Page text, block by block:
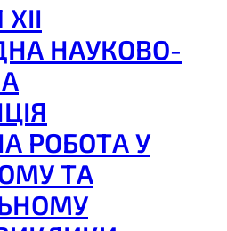
НАУКОВО-
РОБОТА У
ТА